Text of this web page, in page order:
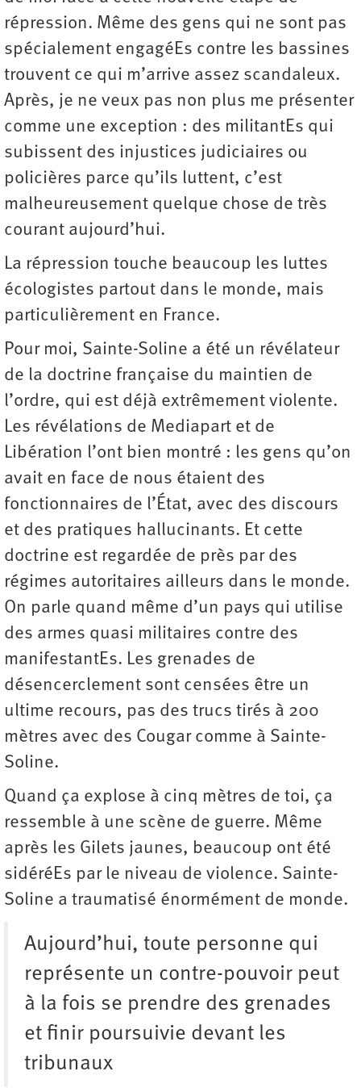
répression. Même des gens qui ne sont pas
spécialement engagéEs contre les bassines
trouvent ce qui m’arrive assez scandaleux.
Après, je ne veux pas non plus me ­présenter
comme une exception : des militantEs qui
subissent des injustices judiciaires ou
policières parce qu’ils luttent, c’est
malheureusement quelque chose de très
courant aujourd’hui.
La répression touche beaucoup les luttes
écologistes partout dans le monde, mais
particulièrement en France.
Pour moi, Sainte-Soline a été un révélateur
de la doctrine française du maintien de
l’ordre, qui est déjà extrêmement violente.
Les révélations de Mediapart et de
Libération l’ont bien montré : les gens qu’on
avait en face de nous étaient des
fonctionnaires de l’État, avec des discours
et des pratiques hallucinants. Et cette
doctrine est regardée de près par des
régimes autoritaires ailleurs dans le monde.
On parle quand même d’un pays qui utilise
des armes quasi militaires contre des
manifestantEs. Les grenades de
désencerclement sont censées être un
ultime recours, pas des trucs tirés à 200
mètres avec des Cougar comme à Sainte-
Soline.
Quand ça explose à cinq mètres de toi, ça
ressemble à une scène de guerre. Même
après les Gilets jaunes, beaucoup ont été
sidéréEs par le niveau de violence. Sainte-
Soline a traumatisé ­énormément de monde.
Aujourd’hui, toute personne qui
représente un contre-pouvoir peut
à la fois se prendre des grenades
et finir poursuivie devant les
tribunaux